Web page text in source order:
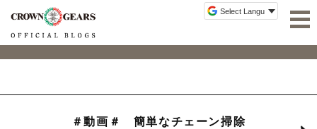
＃動画＃ 簡単なチェーン掃除